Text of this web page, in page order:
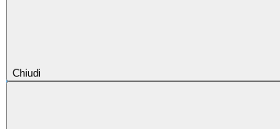
Chiudi